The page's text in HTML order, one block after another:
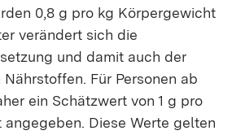
0,8 g pro kg Körpergewicht
verändert sich die
und damit auch der
Für Personen ab
ein Schätzwert von 1 g pro
Diese Werte gelten